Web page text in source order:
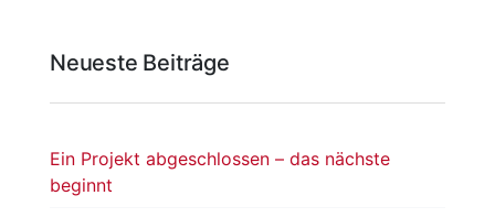
Neueste Beiträge
Ein Projekt abgeschlossen – das nächste
beginnt